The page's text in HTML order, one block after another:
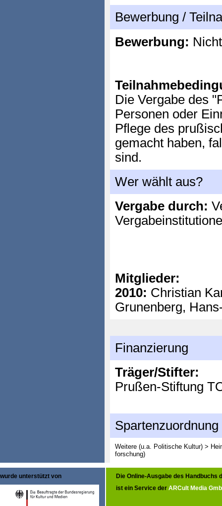
Bewerbung /
Bewerbung:
Die Vergabe des
Personen oder
Pflege des
gemacht haben,
sind.
Wer wählt aus?
Vergabe durch:
Mitglieder:
2010: Christian
Grunenberg,
Finanzierung
Träger/Stifter:
Prußen-Stiftung
Spartenzuordnung
Weitere (u.a. Politische Kultur) >
forschung)
wurde unterstützt von
Die Online-Ausgabe des Handbuchs
ist ein Service der ARCult Media